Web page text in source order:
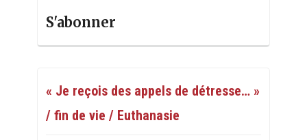
S'abonner
« Je reçois des appels de détresse… »
/ fin de vie / Euthanasie